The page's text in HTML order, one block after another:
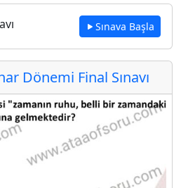
Sınava Başla
Dönemi Final Sınavı